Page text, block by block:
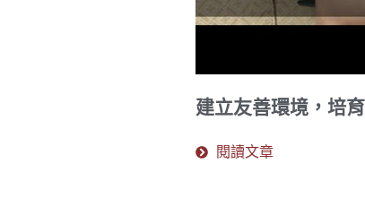
建立友善環境，培
閱讀文章